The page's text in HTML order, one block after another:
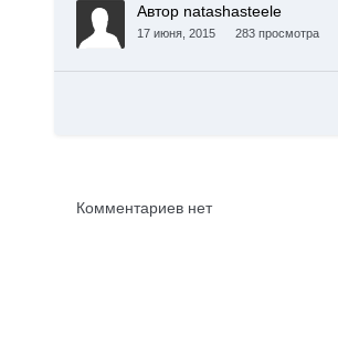
Автор natashasteele
17 июня, 2015 283 просмотра
Комментариев нет